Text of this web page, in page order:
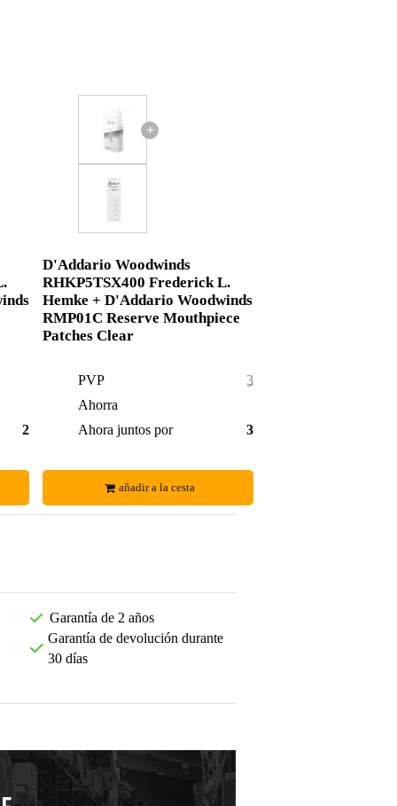
25,89 €
+
D'Addario Woodwinds
RHKP5TSX400 Frederick L.
Hemke + D'Addario Woodwinds
RMP01C Reserve Mouthpiece
Patches Clear
PVP
32,45 €
Ahorra
Ahora juntos por
32,00 €
añadir a la cesta
Garantía de 2 años
Garantía de devolución durante
30 días